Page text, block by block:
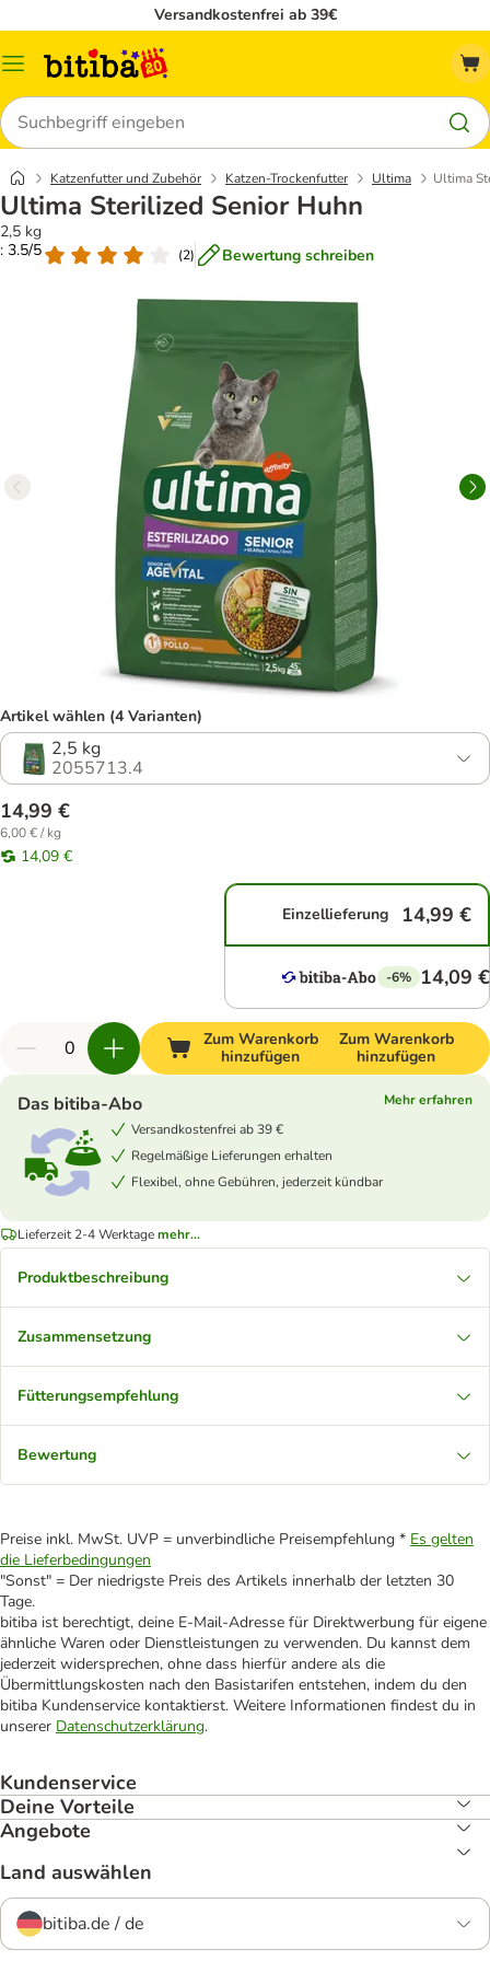
Versandkostenfrei ab 39€
Menü
Suchen
Katzenfutter und Zubehör Katzen-Trockenfutter Ultima Ultima
Ultima Sterilized Senior Huhn
2,5 kg
: 3.5/5
(2) Bewertung schreiben
Artikel wählen (4 Varianten)
2,5 kg
2055713.4
14,99 €
6,00 € / kg
14,09 €
Einzellieferung 14,99 €
-6% 14,09 €
Zum Warenkorb
hinzufügen
Zum Warenkorb
hinzufügen
Das bitiba-Abo
Mehr erfahren
Versandkostenfrei ab 39 €
Regelmäßige Lieferungen erhalten
Flexibel, ohne Gebühren, jederzeit kündbar
Lieferzeit 2-4 Werktagemehr...
Produktbeschreibung
Zusammensetzung
Fütterungsempfehlung
Bewertung
Preise inkl. MwSt. UVP = unverbindliche Preisempfehlung * Es gelten
die Lieferbedingungen
"Sonst" = Der niedrigste Preis des Artikels innerhalb der letzten 30
Tage.
bitiba ist berechtigt, deine E-Mail-Adresse für Direktwerbung für eigene
ähnliche Waren oder Dienstleistungen zu verwenden. Du kannst dem
jederzeit widersprechen, ohne dass hierfür andere als die
Übermittlungskosten nach den Basistarifen entstehen, indem du den
bitiba Kundenservice kontaktierst. Weitere Informationen findest du in
unserer Datenschutzerklärung.
Kundenservice
Deine Vorteile
Angebote
Land auswählen
bitiba.de / de